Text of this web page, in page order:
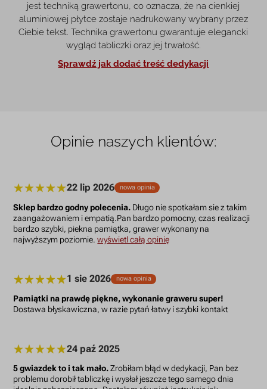
jest techniką grawertonu, co oznacza, że na cienkiej
aluminiowej płytce zostaje nadrukowany wybrany przez
Ciebie tekst. Technika grawertonu gwarantuje elegancki
wygląd tabliczki oraz jej trwałość.
Sprawdź jak dodać treść dedykacji
Opinie naszych klientów:
22 lip 2026 nowa opinia
Sklep bardzo godny polecenia. Długo nie spotkałam sie z takim
zaangażowaniem i empatią.Pan bardzo pomocny, czas realizacji
bardzo szybki, piekna pamiątka, grawer wykonany na
najwyższym poziomie.wyświetl całą opinię
1 sie 2026 nowa opinia
Pamiątki na prawdę piękne, wykonanie graweru super!
Dostawa błyskawiczna, w razie pytań łatwy i szybki kontakt
24 paź 2025
5 gwiazdek to i tak mało.Zrobiłam błąd w dedykacji, Pan bez
problemu dorobił tabliczkę i wysłał jeszcze tego samego dnia